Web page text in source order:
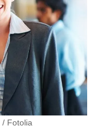
/ Fotolia